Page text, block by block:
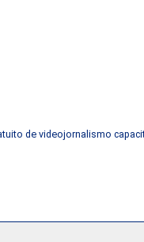
de videojornalismo